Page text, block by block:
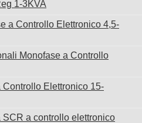
1-3KVA
a Controllo Elettronico 4,5-
Monofase a Controllo
Elettronico 15-
a controllo elettronico